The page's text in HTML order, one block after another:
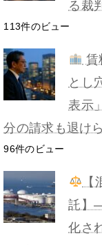
る裁
113件のビュー
賃
とし
表示
分の請求も退け
96件のビュー
託】
化さ